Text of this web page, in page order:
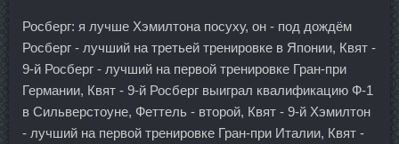
Росберг: я лучше Хэмилтона посуху, он - под дождём
Росберг - лучший на третьей тренировке в Японии, Квят -
9-й Росберг - лучший на первой тренировке Гран-при
Германии, Квят - 9-й Росберг выиграл квалификацию Ф-1
в Сильверстоуне, Феттель - второй, Квят - 9-й Хэмилтон
- лучший на первой тренировке Гран-при Италии, Квят -